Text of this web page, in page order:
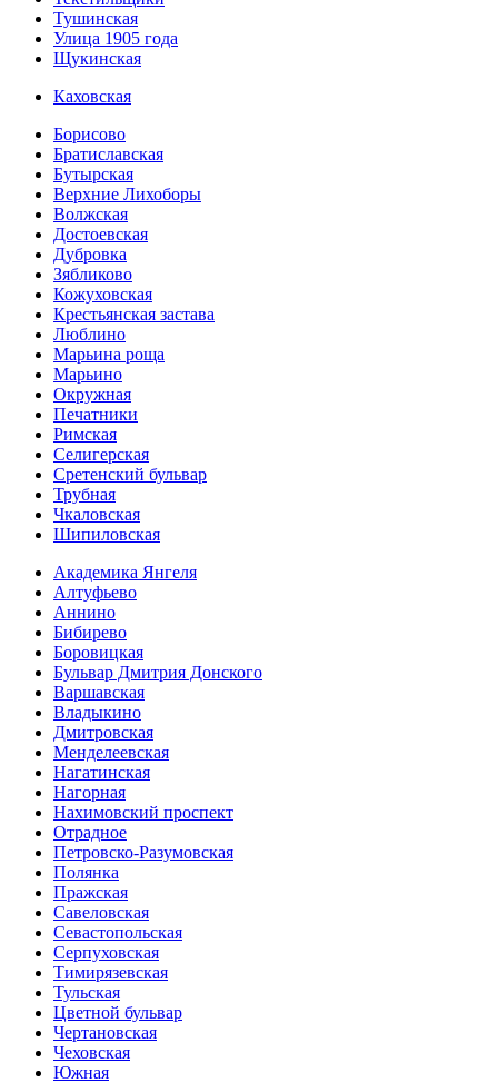
Тушинская
Улица 1905 года
Щукинская
Каховская
Борисово
Братиславская
Бутырская
Верхние Лихоборы
Волжская
Достоевская
Дубровка
Зябликово
Кожуховская
Крестьянская застава
Люблино
Марьина роща
Марьино
Окружная
Печатники
Римская
Селигерская
Сретенский бульвар
Трубная
Чкаловская
Шипиловская
Академика Янгеля
Алтуфьево
Аннино
Бибирево
Боровицкая
Бульвар Дмитрия Донского
Варшавская
Владыкино
Дмитровская
Менделеевская
Нагатинская
Нагорная
Нахимовский проспект
Отрадное
Петровско-Разумовская
Полянка
Пражская
Савеловская
Севасто­польская
Серпуховская
Тимирязевская
Тульская
Цветной бульвар
Чертановская
Чеховская
Южная